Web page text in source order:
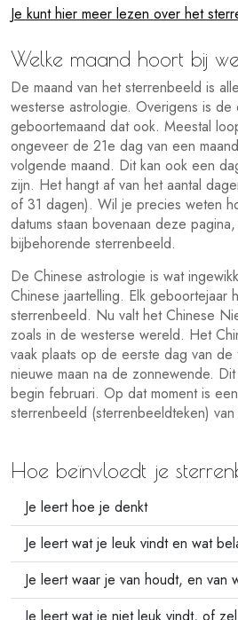
Je kunt hier meer lezen over het
Welke maand hoort bij
De maand van het sterrenbeeld is
westerse astrologie. Overigens is de
geboortemaand dat ook. Meestal
ongeveer de 21e dag van een
volgende maand. Dit kan ook een
zijn. Het hangt af van het aantal
of 31 dagen). Wil je precies weten
datums staan bovenaan deze
bijbehorende sterrenbeeld.
De Chinese astrologie is wat
Chinese jaartelling. Elk geboortejaar
sterrenbeeld. Nu valt het Chinese
zoals in de westerse wereld. Het
vaak plaats op de eerste dag van
nieuwe maan na de zonnewende.
begin februari. Op dat moment is
sterrenbeeld (sterrenbeeldteken) van
Hoe beïnvloedt je
Je leert hoe je denkt
Je leert wat je leuk vindt en wat
Je leert waar je van houdt, en van